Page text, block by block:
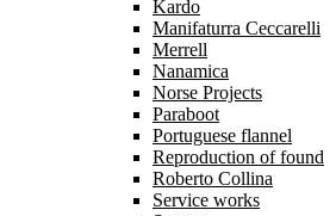
Kardo
Manifaturra Ceccarelli
Merrell
Nanamica
Norse Projects
Paraboot
Portuguese flannel
Reproduction of found
Roberto Collina
Service works